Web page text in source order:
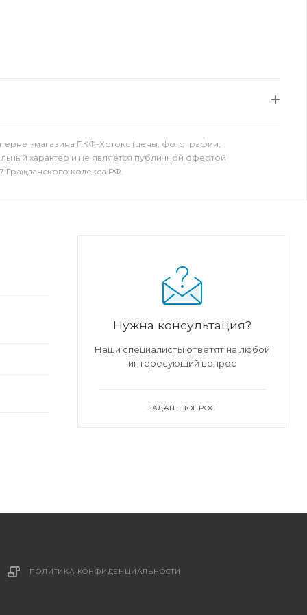
магазина ПКФ-Хотокс (цены, фотографии,
характер и не является публичной офертой
Гражданского кодекса РФ.
Нужна консультация?
Наши специалисты ответят на любой
интересующий вопрос
ЗАДАТЬ ВОПРОС
ПОЛИТИКА КОНФИДЕНЦИАЛЬНОСТИ